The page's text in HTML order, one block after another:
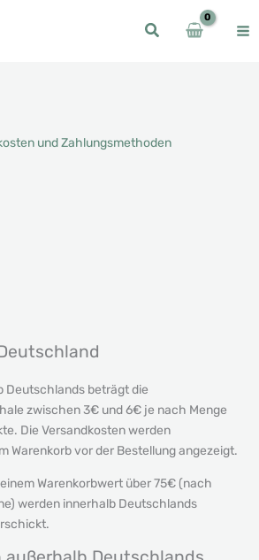
und Zahlungsmethoden
Deutschlands beträgt die
zwischen 3€ und 6€ je nach Menge
Die Versandkosten werden
Warenkorb vor der Bestellung angezeigt.
Warenkorbwert über 75€ (nach
werden innerhalb Deutschlands